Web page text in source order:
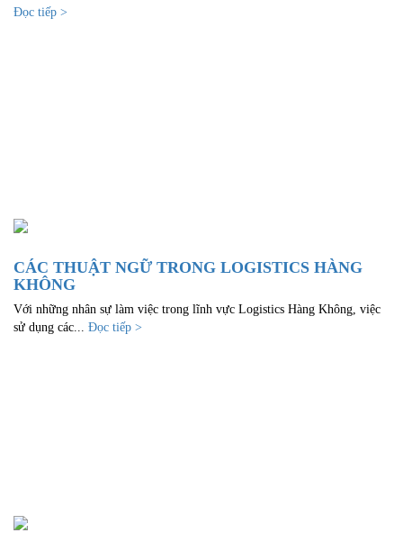
Đọc tiếp >
CÁC THUẬT NGỮ TRONG LOGISTICS HÀNG
KHÔNG
Với những nhân sự làm việc trong lĩnh vực Logistics Hàng Không, việc
sử dụng các... Đọc tiếp >